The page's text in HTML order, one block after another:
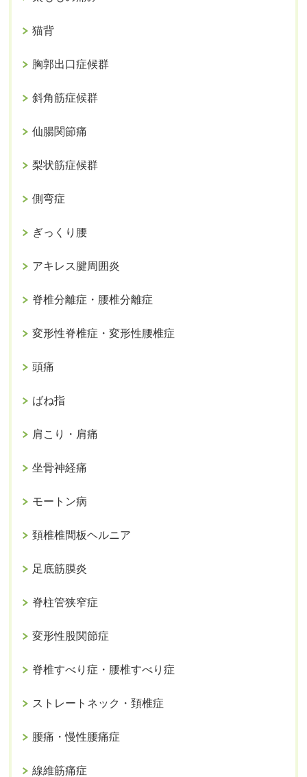
猫背
胸郭出口症候群
斜角筋症候群
仙腸関節痛
梨状筋症候群
側弯症
ぎっくり腰
アキレス腱周囲炎
脊椎分離症・腰椎分離症
変形性脊椎症・変形性腰椎症
頭痛
ばね指
肩こり・肩痛
坐骨神経痛
モートン病
頚椎椎間板ヘルニア
足底筋膜炎
脊柱管狭窄症
変形性股関節症
脊椎すべり症・腰椎すべり症
ストレートネック・頚椎症
腰痛・慢性腰痛症
線維筋痛症